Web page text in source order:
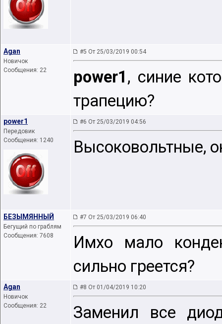
Agan
Новичок
Сообщения: 22
#5 От 25/03/2019 00:54
power1 , синие
трапецию?
power1
Передовик
Сообщения: 1240
#6 От 25/03/2019 04:56
Высоковольтные,
БЕЗЫМЯННЫЙ
Бегущий по граблям
Сообщения: 7608
#7 От 25/03/2019 06:40
Имхо мало
сильно греется?
Agan
Новичок
Сообщения: 22
#8 От 01/04/2019 10:20
Заменил все